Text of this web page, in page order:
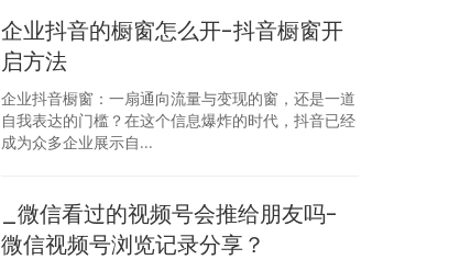
企业抖音的橱窗怎么开-抖音橱窗开
启方法
企业抖音橱窗：一扇通向流量与变现的窗，还是一道
自我表达的门槛？在这个信息爆炸的时代，抖音已经
成为众多企业展示自...
_微信看过的视频号会推给朋友吗-
微信视频号浏览记录分享？